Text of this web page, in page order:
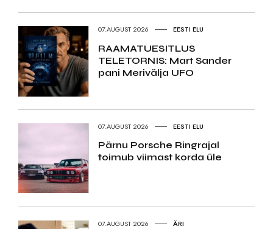
07.AUGUST 2026 EESTI ELU
RAAMATUESITLUS
TELETORNIS: Mart Sander
pani Merivälja UFO
07.AUGUST 2026 EESTI ELU
Pärnu Porsche Ringrajal
toimub viimast korda üle
07.AUGUST 2026 ÄRI